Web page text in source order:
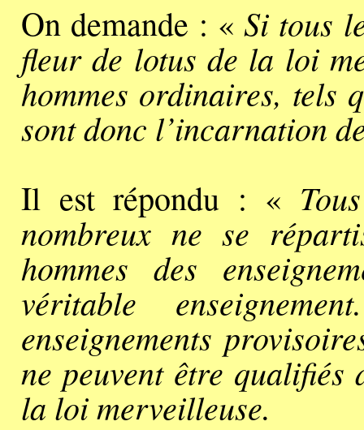
On demande : «Si tous
fleur de lotus de la loi
hommes ordinaires, tels
sont donc l’incarnation
Il est répondu : «
nombreux ne se
hommes des
véritable
enseignements
ne peuvent être
la loi merveilleuse.